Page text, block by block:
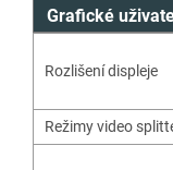
Grafické
Rozlišení displeje
Režimy video